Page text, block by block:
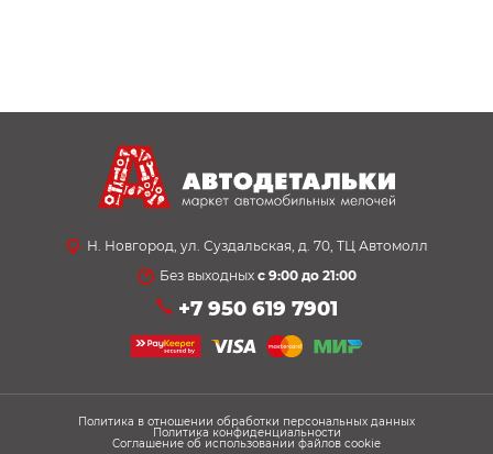
Н. Новгород, ул. Суздальская, д. 70, ТЦ Автомолл
Без выходных с 9:00 до 21:00
+7 950 619 7901
Политика в отношении обработки персональных данных
Политика конфиденциальности
Соглашение об использовании файлов cookie